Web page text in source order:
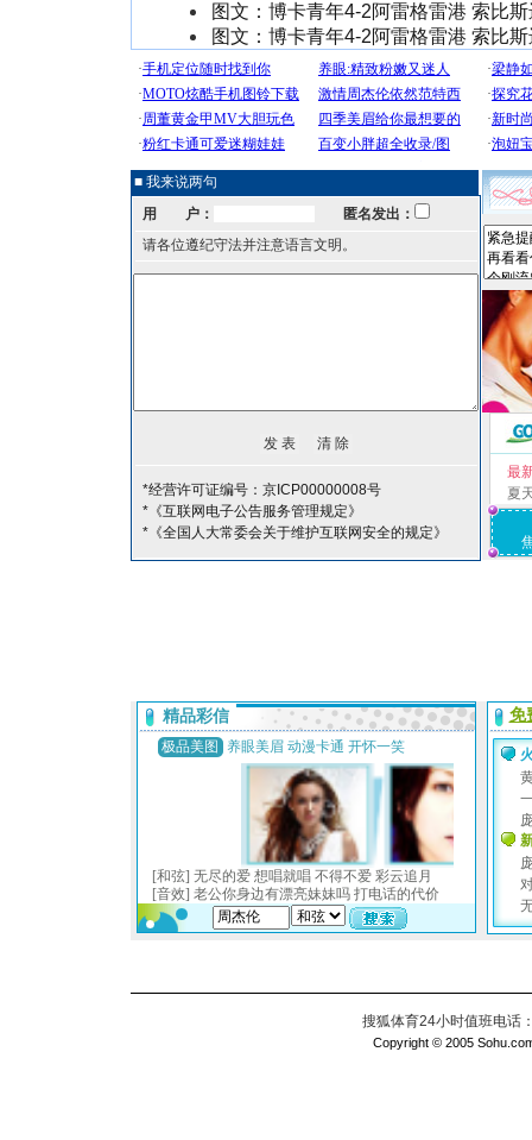
图文：博卡青年4-2阿雷格雷港 索比
图文：博卡青年4-2阿雷格雷港 索比
■ 我来说两句
用 户：
匿名发出：
请各位遵纪守法并注意语言文明。
*经营许可证编号：京ICP00000008号
*《互联网电子公告服务管理规定》
*《全国人大常委会关于维护互联网安全的规定》
最
夏
搜狐体育24小时值班电话
Copyright © 2005